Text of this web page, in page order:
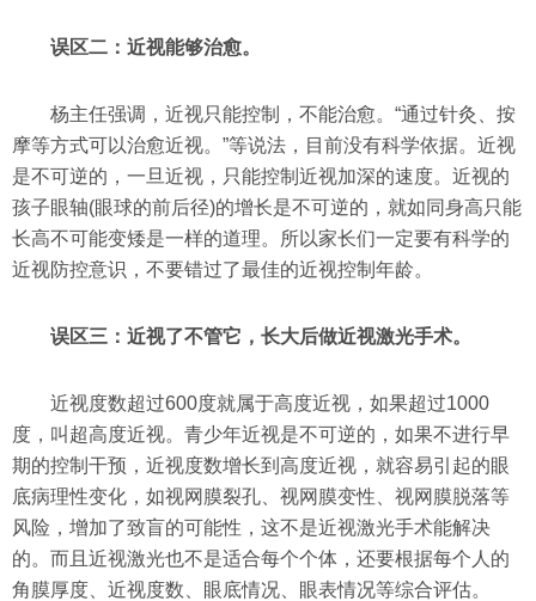
误区二：近视能够治愈。
杨主任强调，近视只能控制，不能治愈。“通过针灸、按
摩等方式可以治愈近视。”等说法，目前没有科学依据。近视
是不可逆的，一旦近视，只能控制近视加深的速度。近视的
孩子眼轴(眼球的前后径)的增长是不可逆的，就如同身高只能
长高不可能变矮是一样的道理。所以家长们一定要有科学的
近视防控意识，不要错过了最佳的近视控制年龄。
误区三：近视了不管它，长大后做近视激光手术。
近视度数超过600度就属于高度近视，如果超过1000
度，叫超高度近视。青少年近视是不可逆的，如果不进行早
期的控制干预，近视度数增长到高度近视，就容易引起的眼
底病理性变化，如视网膜裂孔、视网膜变性、视网膜脱落等
风险，增加了致盲的可能性，这不是近视激光手术能解决
的。而且近视激光也不是适合每个个体，还要根据每个人的
角膜厚度、近视度数、眼底情况、眼表情况等综合评估。